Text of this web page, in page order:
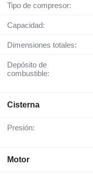
Tipo de compresor:
Capacidad:
Dimensiones totales:
Depósito de
combustible:
Cisterna
Presión:
Motor